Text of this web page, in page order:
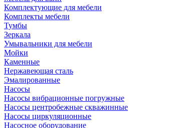
Комплектующие для мебели
Комплекты мебели
Тумбы
Зеркала
Умывальники для мебели
Мойки
Каменные
Нержавеющая сталь
Эмалированные
Насосы
Насосы вибрационные погружные
Насосы центробежные скважинные
Насосы циркуляционные
Насосное оборудование